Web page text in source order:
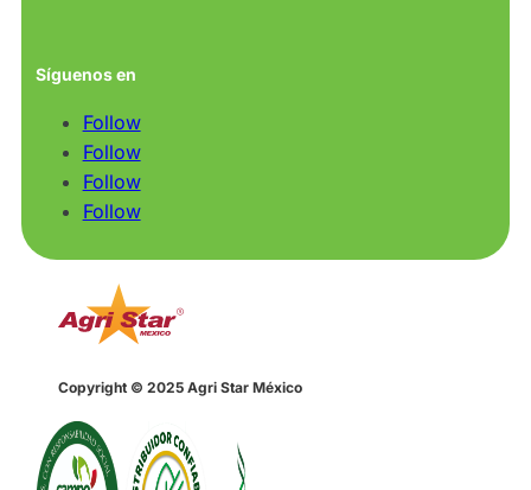
Síguenos en
Follow
Follow
Follow
Follow
Copyright © 2025 Agri Star México